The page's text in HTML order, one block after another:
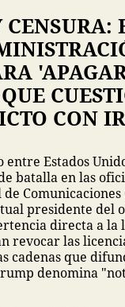
CENSURA:
CON
entre Estados
batalla en las
Comunicaciones
presidente del
directa a la
revocar las
cadenas que
denomina